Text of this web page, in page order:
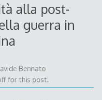
alla post-
guerra in
Bennato
for this post.